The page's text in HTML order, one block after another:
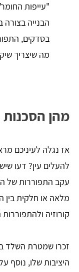
"עייפות
הבנייה
בסדקים,
מה שיצריך
מהן הסכנות
אז נגלה לעיניכם
להעלים עין? דעו
עקב התפוררות של
מלאה או חלקית בין
קורוזיה
זכרו שמטרת השלד
היציבות שלו,